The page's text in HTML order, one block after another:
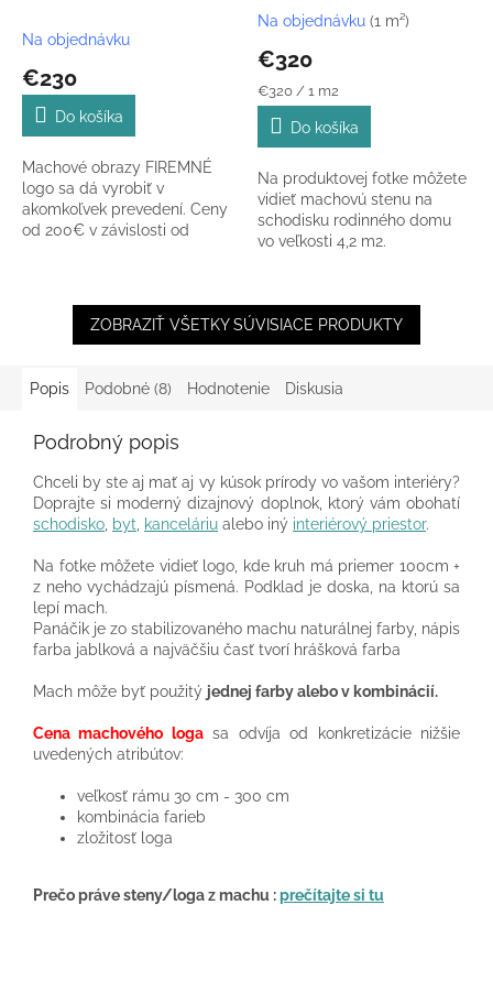
Na objednávku
€230
Do košíka
Machové obrazy FIREMNÉ
logo sa dá vyrobiť v
akomkoľvek prevedení. Ceny
od 200€ v závislosti od
Priemerné
produktu
je
5,0
5
hviezdičiek.
Na objednávku (1 m²)
€320
Jednotková
cena:
€320 / 1 m2
Do košíka
Na produktovej fotke môžete
vidieť machovú stenu na
schodisku rodinného domu
vo veľkosti 4,2 m2.
ZOBRAZIŤ VŠETKY SÚVISIACE PRODUKTY
Popis Podobné (8) Hodnotenie Diskusia
Podrobný popis
Chceli by ste aj mať aj vy kúsok prírody vo vašom interiéry?
Doprajte si moderný dizajnový doplnok, ktorý vám obohatí
schodisko, byt, kanceláriu alebo iný interiérový priestor.
Na fotke môžete vidieť logo, kde kruh má priemer 100cm +
z neho vychádzajú písmená. Podklad je doska, na ktorú sa
lepí mach.
Panáčik je zo stabilizovaného machu naturálnej farby, nápis
farba jablková a najväčšiu časť tvorí hrášková farba
Mach môže byť použitý jednej farby alebo v kombinácií.
Cena machového logasa odvíja od konkretizácie nižšie
uvedených atribútov:
veľkosť rámu 30 cm - 300 cm
kombinácia farieb
zložitosť loga
Prečo práve steny/loga z machu :prečítajte si tu